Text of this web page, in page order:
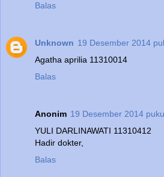
Balas
Unknown 19 Desember 2014
Agatha aprilia 11310014
Balas
Anonim 19 Desember 2014
YULI DARLINAWATI 11310412
Hadir dokter,
Balas